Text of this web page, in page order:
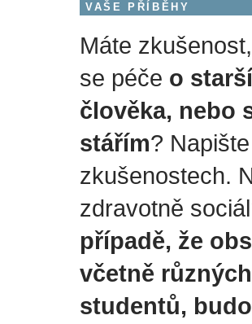
VAŠE PŘÍBĚHY
Máte
se péče o
člověka, nebo
stářím?
zkušenostech.
zdravotně
případě, že
včetně
studentů,